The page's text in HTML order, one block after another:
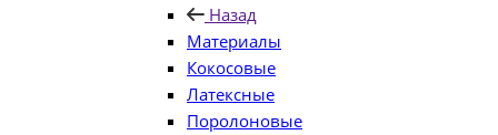
Назад
Материалы
Кокосовые
Латексные
Поролоновые